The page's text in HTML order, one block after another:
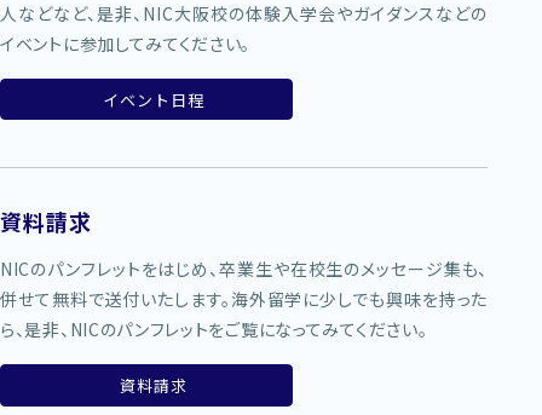
人などなど、是非、NIC大阪校の体験入学会やガイダンスなどの
イベントに参加してみてください。
イベント日程
資料請求
NICのパンフレットをはじめ、卒業生や在校生のメッセージ集も、
併せて無料で送付いたします。海外留学に少しでも興味を持った
ら、是非、NICのパンフレットをご覧になってみてください。
資料請求